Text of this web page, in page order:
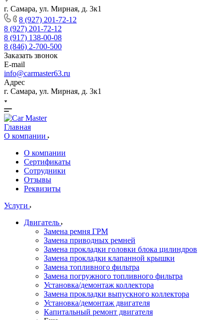
г. Самара, ул. Мирная, д. 3к1
8 (927) 201-72-12
8 (927) 201-72-12
8 (917) 138-00-08
8 (846) 2-700-500
Заказать звонок
E-mail
info@carmaster63.ru
Адрес
г. Самара, ул. Мирная, д. 3к1
Главная
О компании
О компании
Сертификаты
Сотрудники
Отзывы
Реквизиты
Услуги
Двигатель
Замена ремня ГРМ
Замена приводных ремней
Замена прокладки головки блока цилиндров
Замена прокладки клапанной крышки
Замена топливного фильтра
Замена погружного топливного фильтра
Установка/демонтаж коллектора
Замена прокладки выпускного коллектора
Установка/демонтаж двигателя
Капитальный ремонт двигателя